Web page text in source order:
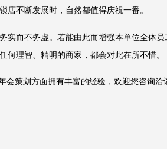
不断发展时，自然都值得庆祝一番。
而不务虚。若能由此而增强本单位全体员
理智、精明的商家，都会对此在所不惜。
策划方面拥有丰富的经验，欢迎您咨询洽